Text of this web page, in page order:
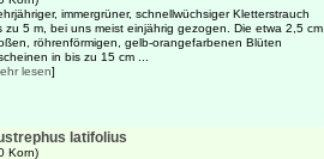
immergrüner, schnellwüchsiger Kletterstrauch
zu 5 m, bei uns meist einjährig gezogen. Die etwa 2,5 cm
röhrenförmigen, gelb-orangefarbenen Blüten
in bis zu 15 cm ...
lesen]
latifolius
Korn)